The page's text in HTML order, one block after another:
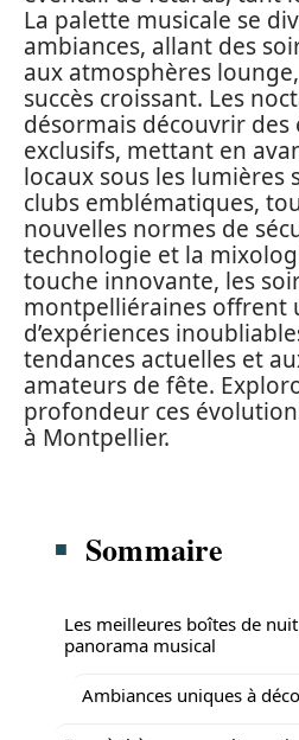
La palette musicale se
ambiances, allant des
aux atmosphères
succès croissant. Les
désormais découvrir des
exclusifs, mettant en
locaux sous les lumières
clubs emblématiques,
nouvelles normes de
technologie et la
touche innovante, les
montpelliéraines offrent
d’expériences
tendances actuelles et
amateurs de fête.
profondeur ces
à Montpellier.
Sommaire
Les meilleures boîtes de
panorama musical
Ambiances uniques à